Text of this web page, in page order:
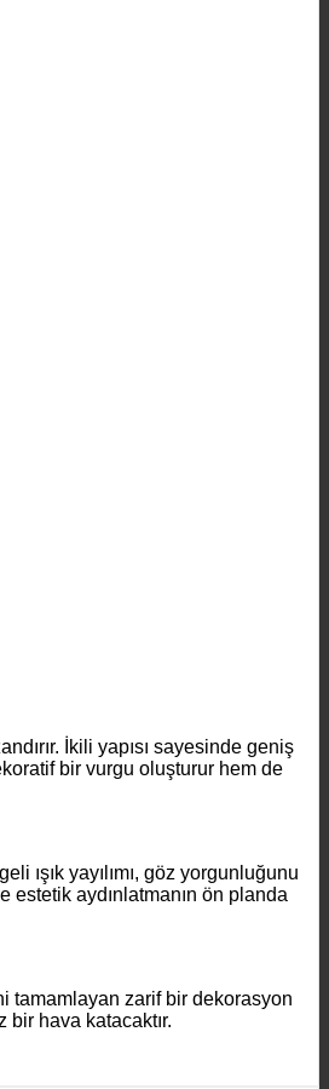
İkili yapısı sayesinde geniş
bir vurgu oluşturur hem de
ışık yayılımı, göz yorgunluğunu
estetik aydınlatmanın ön planda
tamamlayan zarif bir dekorasyon
bir hava katacaktır.